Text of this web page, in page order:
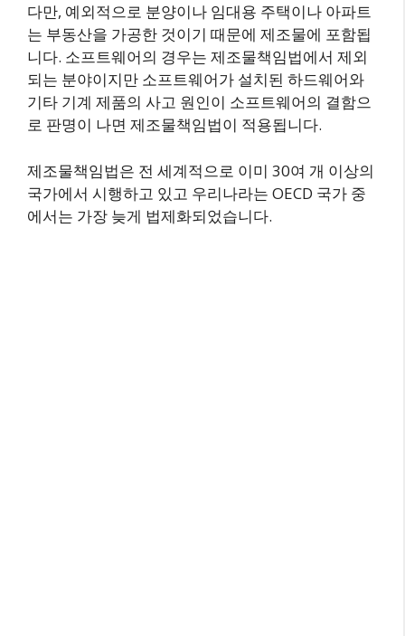
다만, 예외적으로 분양이나 임대용 주택이나 아파트
는 부동산을 가공한 것이기 때문에 제조물에 포함됩
니다. 소프트웨어의 경우는 제조물책임법에서 제외
되는 분야이지만 소프트웨어가 설치된 하드웨어와
기타 기계 제품의 사고 원인이 소프트웨어의 결함으
로 판명이 나면 제조물책임법이 적용됩니다.
제조물책임법은 전 세계적으로 이미 30여 개 이상의
국가에서 시행하고 있고 우리나라는 OECD 국가 중
에서는 가장 늦게 법제화되었습니다.